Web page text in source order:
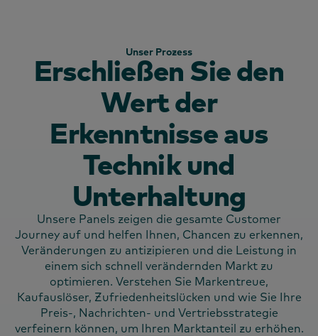
Unser Prozess
Erschließen Sie den
Wert der
Erkenntnisse aus
Technik und
Unterhaltung
Unsere Panels zeigen die gesamte Customer
Journey auf und helfen Ihnen, Chancen zu erkennen,
Veränderungen zu antizipieren und die Leistung in
einem sich schnell verändernden Markt zu
optimieren. Verstehen Sie Markentreue,
Kaufauslöser, Zufriedenheitslücken und wie Sie Ihre
Preis-, Nachrichten- und Vertriebsstrategie
verfeinern können, um Ihren Marktanteil zu erhöhen.